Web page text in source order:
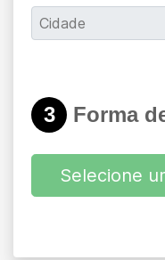
Cidade
3 Forma
Selecione